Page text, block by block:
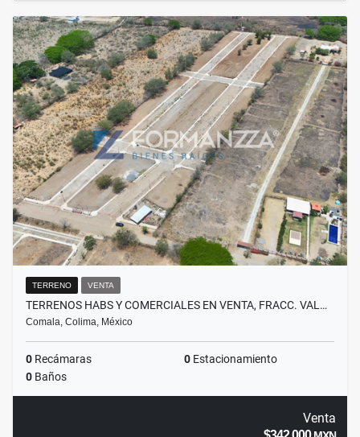
TERRENO VENTA
TERRENOS HABS Y COMERCIALES EN VENTA, FRACC. VAL…
Comala, Colima, México
0 Recámaras 0 Estacionamiento
0 Baños
Venta